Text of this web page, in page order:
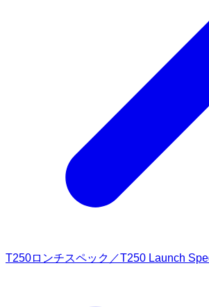
T250ロンチスペック／T250 Launch